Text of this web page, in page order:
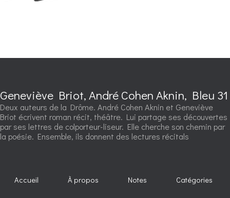
Geneviève Briot, André Cohen Aknin, Bleu 31
Deux auteurs de la Drôme. André Cohen Aknin et Geneviève
Briot écrivent roman récit, théâtre. Lui partage ses découvertes
par ses lettres de colporteur-liseur. Elle cherche son chemin par
la poésie. Ensemble, ils donnent des lectures récitals
Accueil À propos Notes Catégories